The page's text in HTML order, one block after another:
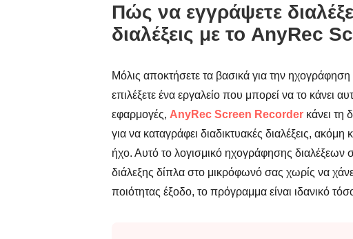
Πώς να εγγράψετε
διαλέξεις με το AnyRec
Μόλις αποκτήσετε τα βασικά για την
επιλέξετε ένα εργαλείο που μπορεί να το κάνει
εφαρμογές, AnyRec Screen Recorder κάνει τη
για να καταγράφει διαδικτυακές διαλέξεις,
ήχο. Αυτό το λογισμικό ηχογράφησης διαλέξεων
διάλεξης δίπλα στο μικρόφωνό σας χωρίς να
ποιότητας έξοδο, το πρόγραμμα είναι ιδανικό